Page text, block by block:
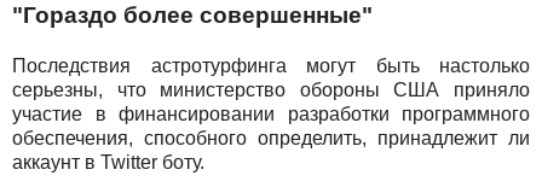
"Гораздо более совершенные"
Последствия астротурфинга могут быть настолько
серьезны, что министерство обороны США приняло
участие в финансировании разработки программного
обеспечения, способного определить, принадлежит ли
аккаунт в Twitter боту.